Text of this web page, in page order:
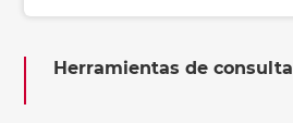
Herramientas de consulta